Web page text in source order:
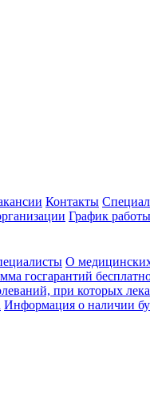
Контакты
График работы
О
госгарантий
при которых
Информация о наличии